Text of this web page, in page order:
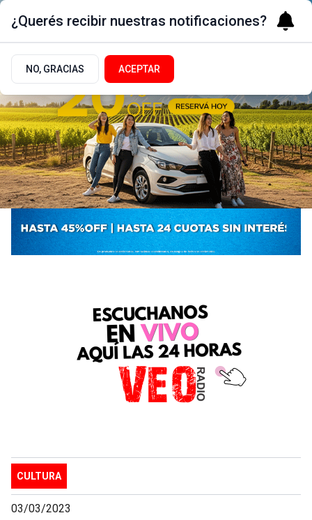
CULTURA
03/03/2023
¿Querés recibir nuestras notificaciones?
NO, GRACIAS ACEPTAR